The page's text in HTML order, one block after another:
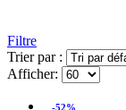
Filtre
Trier par :
Afficher:
-52%